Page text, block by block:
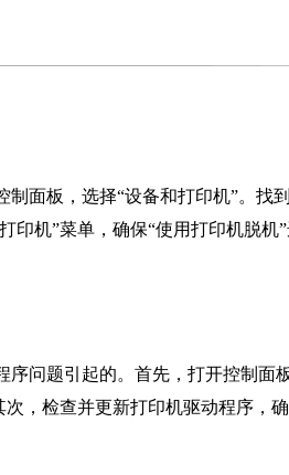
面板，选择“设备和打印机”。找
印机”菜单，确保“使用打印机脱机
序问题引起的。首先，打开控制面
，检查并更新打印机驱动程序，